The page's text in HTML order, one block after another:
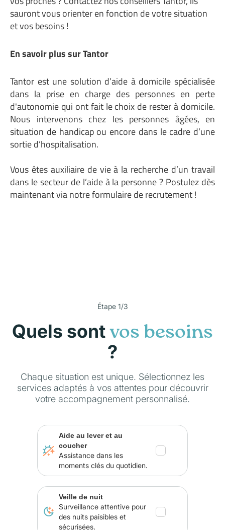
sauront vous orienter en fonction de votre situation
et vos besoins !
En savoir plus sur Tantor
Tantor est une solution d’aide à domicile spécialisée
dans la prise en charge des personnes en perte
d'autonomie qui ont fait le choix de rester à domicile.
Nous intervenons chez les personnes âgées, en
situation de handicap ou encore dans le cadre d’une
sortie d’hospitalisation.
Vous êtes auxiliaire de vie à la recherche d’un travail
dans le secteur de l’aide à la personne ? Postulez dès
maintenant via notreformulaire de recrutement!
Étape 1/3
Quels sont vos besoins
?
Chaque situation est unique. Sélectionnez les
services adaptés à vos attentes pour découvrir
votre accompagnement personnalisé.
Aide au lever et au
coucher
Assistance dans les
moments clés du quotidien.
Veille de nuit
Surveillance attentive pour
des nuits paisibles et
sécurisées.